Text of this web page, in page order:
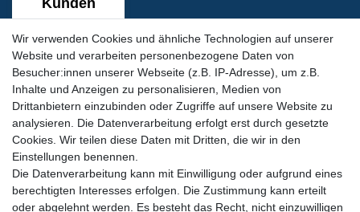
Wir verwenden Cookies und ähnliche Technologien auf unserer
Website und verarbeiten personenbezogene Daten von
Besucher:innen unserer Webseite (z.B. IP-Adresse), um z.B.
Inhalte und Anzeigen zu personalisieren, Medien von
Drittanbietern einzubinden oder Zugriffe auf unsere Website zu
analysieren. Die Datenverarbeitung erfolgt erst durch gesetzte
Cookies. Wir teilen diese Daten mit Dritten, die wir in den
Einstellungen benennen.
Die Datenverarbeitung kann mit Einwilligung oder aufgrund eines
berechtigten Interesses erfolgen. Die Zustimmung kann erteilt
oder abgelehnt werden. Es besteht das Recht, nicht einzuwilligen
Siegel & Zertifikate